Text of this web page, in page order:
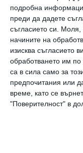
подробна
преди да дадете
съгласието си.
Моля,
начините на
изисква съгласието
обработването им
са в сила само за
предпочитания или
време, като се
"Поверителност" в
Източник:
месобактериипиле
Здраве
Месото не